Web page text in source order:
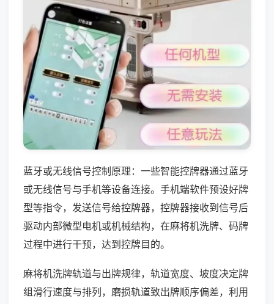
蓝牙或无线信号控制原理：一些智能控牌器通过蓝牙
或无线信号与手机等设备连接。手机端软件预设好牌
型等指令，发送信号给控牌器，控牌器接收到信号后
驱动内部微型电机或机械结构，在麻将机洗牌、码牌
过程中进行干预，达到控牌目的。
麻将机洗牌轨道与出牌规律，轨道宽度、坡度决定牌
组滑行速度与排列，磨损轨道致出牌顺序偏差，利用